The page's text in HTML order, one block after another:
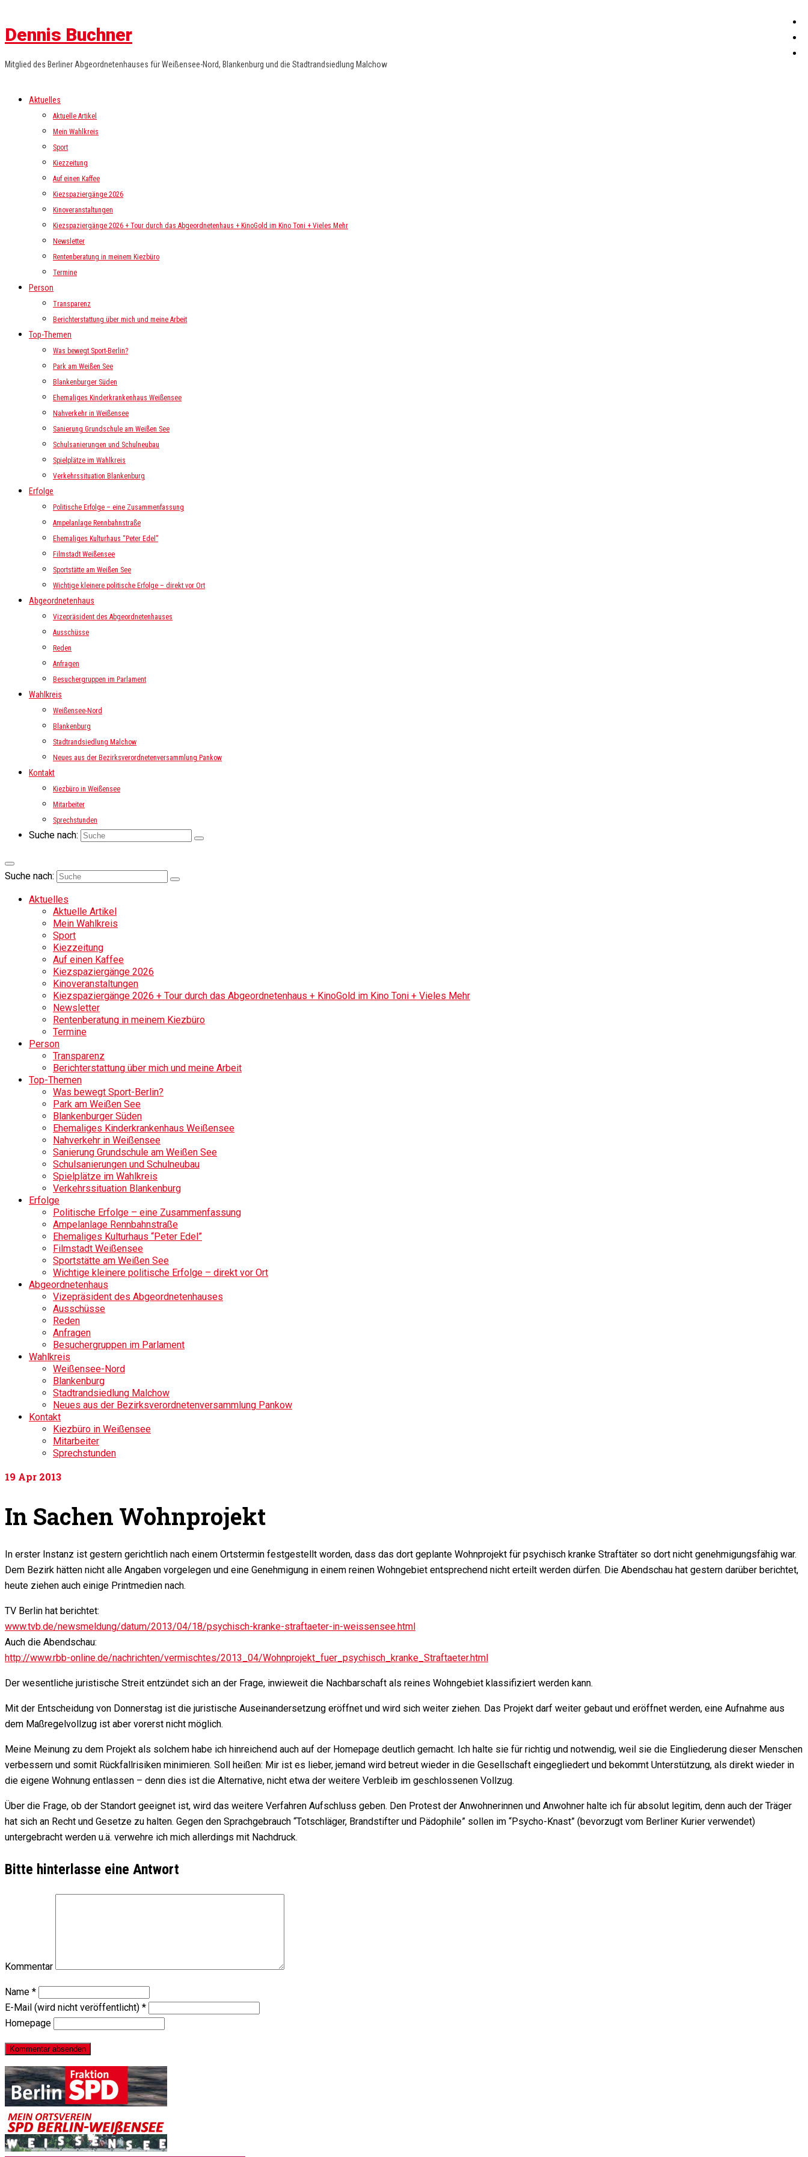
Dennis Buchner
Mitglied des Berliner Abgeordnetenhauses für Weißensee-Nord, Blankenburg und die Stadtrandsiedlung Malchow
Aktuelles
Aktuelle Artikel
Mein Wahlkreis
Sport
Kiezzeitung
Auf einen Kaffee
Kiezspaziergänge 2026
Kinoveranstaltungen
Kiezspaziergänge 2026 + Tour durch das Abgeordnetenhaus + KinoGold im Kino Toni + Vieles Mehr
Newsletter
Rentenberatung in meinem Kiezbüro
Termine
Person
Transparenz
Berichterstattung über mich und meine Arbeit
Top-Themen
Was bewegt Sport-Berlin?
Park am Weißen See
Blankenburger Süden
Ehemaliges Kinderkrankenhaus Weißensee
Nahverkehr in Weißensee
Sanierung Grundschule am Weißen See
Schulsanierungen und Schulneubau
Spielplätze im Wahlkreis
Verkehrssituation Blankenburg
Erfolge
Politische Erfolge – eine Zusammenfassung
Ampelanlage Rennbahnstraße
Ehemaliges Kulturhaus “Peter Edel”
Filmstadt Weißensee
Sportstätte am Weißen See
Wichtige kleinere politische Erfolge – direkt vor Ort
Abgeordnetenhaus
Vizepräsident des Abgeordnetenhauses
Ausschüsse
Reden
Anfragen
Besuchergruppen im Parlament
Wahlkreis
Weißensee-Nord
Blankenburg
Stadtrandsiedlung Malchow
Neues aus der Bezirksverordnetenversammlung Pankow
Kontakt
Kiezbüro in Weißensee
Mitarbeiter
Sprechstunden
Suche nach:
Suche nach:
Aktuelles
Aktuelle Artikel
Mein Wahlkreis
Sport
Kiezzeitung
Auf einen Kaffee
Kiezspaziergänge 2026
Kinoveranstaltungen
Kiezspaziergänge 2026 + Tour durch das Abgeordnetenhaus + KinoGold im Kino Toni + Vieles Mehr
Newsletter
Rentenberatung in meinem Kiezbüro
Termine
Person
Transparenz
Berichterstattung über mich und meine Arbeit
Top-Themen
Was bewegt Sport-Berlin?
Park am Weißen See
Blankenburger Süden
Ehemaliges Kinderkrankenhaus Weißensee
Nahverkehr in Weißensee
Sanierung Grundschule am Weißen See
Schulsanierungen und Schulneubau
Spielplätze im Wahlkreis
Verkehrssituation Blankenburg
Erfolge
Politische Erfolge – eine Zusammenfassung
Ampelanlage Rennbahnstraße
Ehemaliges Kulturhaus “Peter Edel”
Filmstadt Weißensee
Sportstätte am Weißen See
Wichtige kleinere politische Erfolge – direkt vor Ort
Abgeordnetenhaus
Vizepräsident des Abgeordnetenhauses
Ausschüsse
Reden
Anfragen
Besuchergruppen im Parlament
Wahlkreis
Weißensee-Nord
Blankenburg
Stadtrandsiedlung Malchow
Neues aus der Bezirksverordnetenversammlung Pankow
Kontakt
Kiezbüro in Weißensee
Mitarbeiter
Sprechstunden
19 Apr 2013
In Sachen Wohnprojekt
In erster Instanz ist gestern gerichtlich nach einem Ortstermin festgestellt worden, dass das dort geplante Wohnprojekt für psychisch kranke Straftäter so dort nicht genehmigungsfähig war.
Dem Bezirk hätten nicht alle Angaben vorgelegen und eine Genehmigung in einem reinen Wohngebiet entsprechend nicht erteilt werden dürfen. Die Abendschau hat gestern darüber berichtet,
heute ziehen auch einige Printmedien nach.
TV Berlin hat berichtet:
www.tvb.de/newsmeldung/datum/2013/04/18/psychisch-kranke-straftaeter-in-weissensee.html
Auch die Abendschau:
http://www.rbb-online.de/nachrichten/vermischtes/2013_04/Wohnprojekt_fuer_psychisch_kranke_Straftaeter.html
Der wesentliche juristische Streit entzündet sich an der Frage, inwieweit die Nachbarschaft als reines Wohngebiet klassifiziert werden kann.
Mit der Entscheidung von Donnerstag ist die juristische Auseinandersetzung eröffnet und wird sich weiter ziehen. Das Projekt darf weiter gebaut und eröffnet werden, eine Aufnahme aus
dem Maßregelvollzug ist aber vorerst nicht möglich.
Meine Meinung zu dem Projekt als solchem habe ich hinreichend auch auf der Homepage deutlich gemacht. Ich halte sie für richtig und notwendig, weil sie die Eingliederung dieser Menschen
verbessern und somit Rückfallrisiken minimieren. Soll heißen: Mir ist es lieber, jemand wird betreut wieder in die Gesellschaft eingegliedert und bekommt Unterstützung, als direkt wieder in
die eigene Wohnung entlassen – denn dies ist die Alternative, nicht etwa der weitere Verbleib im geschlossenen Vollzug.
Über die Frage, ob der Standort geeignet ist, wird das weitere Verfahren Aufschluss geben. Den Protest der Anwohnerinnen und Anwohner halte ich für absolut legitim, denn auch der Träger
hat sich an Recht und Gesetze zu halten. Gegen den Sprachgebrauch “Totschläger, Brandstifter und Pädophile” sollen im “Psycho-Knast” (bevorzugt vom Berliner Kurier verwendet)
untergebracht werden u.ä. verwehre ich mich allerdings mit Nachdruck.
Bitte hinterlasse eine Antwort
Kommentar
Name *
E-Mail (wird nicht veröffentlicht) *
Homepage